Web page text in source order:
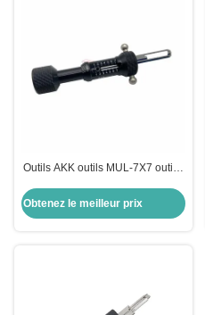
Outils AKK outils MUL-7X7 outil à
serrurerie outils de sélection de
serrure
Obtenez le meilleur prix